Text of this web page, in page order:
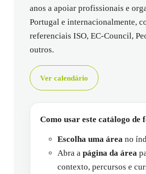
anos a apoiar profissionais e
Portugal e internacionalmente,
referenciais ISO, EC-Council,
outros.
Ver calendário
Como usar este catálogo de
Escolha uma área no
Abra apágina da área
contexto, percursos e